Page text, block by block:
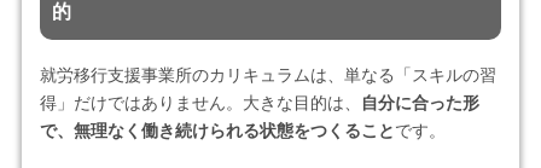
的
就労移行支援事業所のカリキュラムは、単なる「スキルの習
得」だけではありません。大きな目的は、
自分に合った形
で、無理なく働き続けられる状態をつくることです。